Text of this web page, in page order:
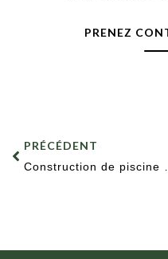
PRENEZ
PRÉCÉDENT